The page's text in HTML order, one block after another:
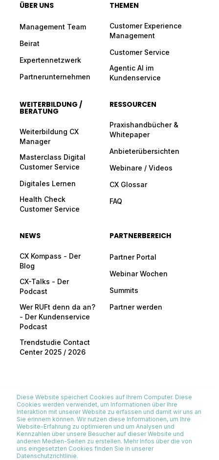
Diese Website speichert Cookies auf Ihrem Computer. Diese
Cookies werden verwendet, um Informationen über Ihre
Interaktion mit unserer Website zu erfassen und damit wir uns an
Sie erinnern können. Wir nutzen diese Informationen, um Ihre
Website-Erfahrung zu optimieren und um Analysen und
Kennzahlen über unsere Besucher auf dieser Website und
anderen Medien-Seiten zu erstellen. Mehr Infos über die von
uns eingesetzten Cookies finden Sie in unserer
Datenschutzrichtlinie.
ÜBER UNS
Management Team
Beirat
Expertennetzwerk
Partnerunternehmen
THEMEN
Customer Experience
Management
Customer Service
Agentic AI im
Kundenservice
WEITERBILDUNG /
BERATUNG
Weiterbildung CX
Manager
Masterclass Digital
Customer Service
Digitales Lernen
Health Check
Customer Service
RESSOURCEN
Praxishandbücher &
Whitepaper
Anbieterübersichten
Webinare / Videos
CX Glossar
FAQ
NEWS
CX Kompass - Der
Blog
CX-Talks - Der
Podcast
Wer RUFt denn da an?
- Der Kundenservice
Podcast
Trendstudie Contact
Center 2025 / 2026
PARTNERBEREICH
Partner Portal
Webinar Wochen
Summits
Partner werden
All rights reserved. © 2026 I-CEM Institut für Customer
Experience Management GmbH & Co KG
Impressum Datenschutzerklärung